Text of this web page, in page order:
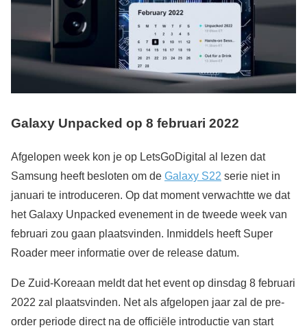
Galaxy Unpacked op 8 februari 2022
Afgelopen week kon je op LetsGoDigital al lezen dat
Samsung heeft besloten om de Galaxy S22 serie niet in
januari te introduceren. Op dat moment verwachtte we dat
het Galaxy Unpacked evenement in de tweede week van
februari zou gaan plaatsvinden. Inmiddels heeft Super
Roader meer informatie over de release datum.
De Zuid-Koreaan meldt dat het event op dinsdag 8 februari
2022 zal plaatsvinden. Net als afgelopen jaar zal de pre-
order periode direct na de officiële introductie van start